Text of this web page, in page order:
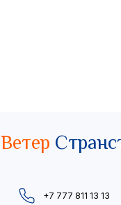
Ветер
+7 777 811 13 13